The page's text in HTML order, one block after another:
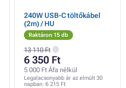
240W USB-C töltőkábel
(2m) / HU
Raktáron 15 db
13 110 Ft
6 350 Ft
5 000 Ft Áfa nélkül
Legalacsonyabb ár az elmúlt 30
napban: 6 215 Ft